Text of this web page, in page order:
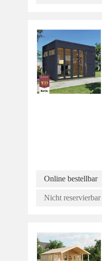
Online bestellbar
Nicht reservierbar